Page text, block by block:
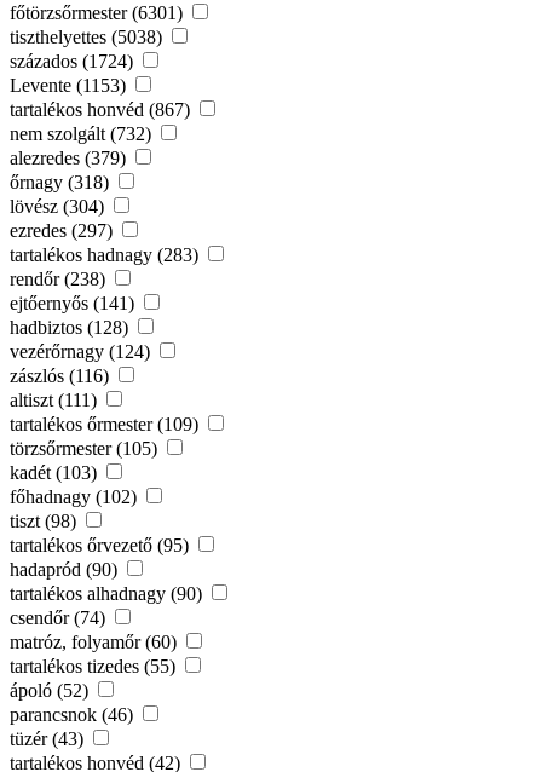
főtörzsőrmester (6301)
tiszthelyettes (5038)
százados (1724)
Levente (1153)
tartalékos honvéd (867)
nem szolgált (732)
alezredes (379)
őrnagy (318)
lövész (304)
ezredes (297)
tartalékos hadnagy (283)
rendőr (238)
ejtőernyős (141)
hadbiztos (128)
vezérőrnagy (124)
zászlós (116)
altiszt (111)
tartalékos őrmester (109)
törzsőrmester (105)
kadét (103)
főhadnagy (102)
tiszt (98)
tartalékos őrvezető (95)
hadapród (90)
tartalékos alhadnagy (90)
csendőr (74)
matróz, folyamőr (60)
tartalékos tizedes (55)
ápoló (52)
parancsnok (46)
tüzér (43)
tartalékos honvéd (42)